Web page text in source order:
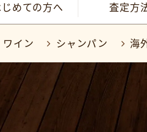
めての方へ 査定方
ワイン シャンパン 海